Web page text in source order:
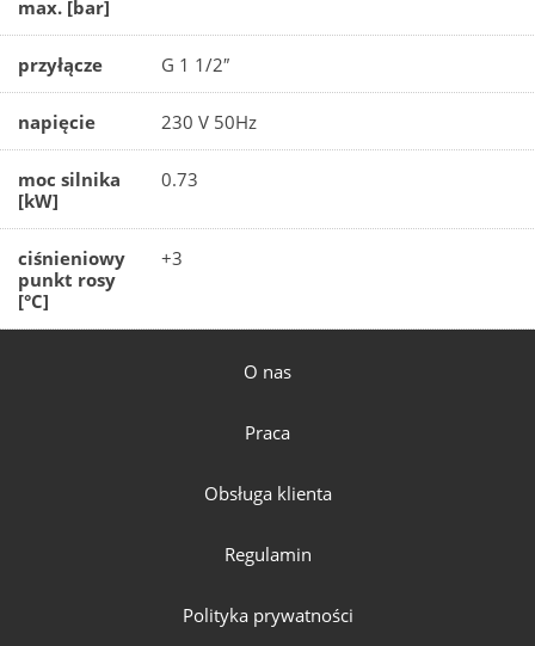
max. [bar]
przyłącze G 1 1/2″
napięcie 230 V 50Hz
moc silnika
[kW]
0.73
ciśnieniowy
punkt rosy
[°C]
+3
O nas
Praca
Obsługa klienta
Regulamin
Polityka prywatności